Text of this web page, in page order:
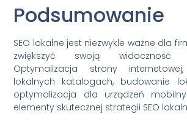
Podsumowanie
SEO lokalne jest niezwykle ważne dla
zwiększyć swoją widoczność
Optymalizacja strony
lokalnych katalogach, budowanie
optymalizacja dla urządzeń
elementy skutecznej strategii SEO